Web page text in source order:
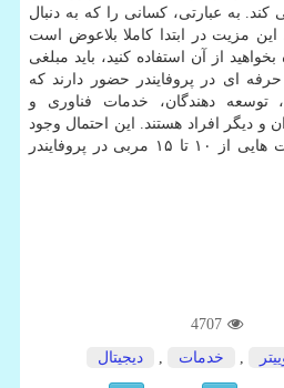
به عبارتی، كسانی را كه به دنبال
مزیت در ابتدا كاملا بلاعوض است
از ۵ بار در ماه بخواهید از آن استفاده كنید، باید مبلغی
حرفه ای در پروفایندر حضور دارند كه
توسعه دهندگان، خدمات فناوری و
و دیگر افراد هستند. این احتمال وجود
دارد كه در یك روز درخواست هایی از ۱۰ تا ۱۵ مربی در پروفایندر
4707
خدمات دیجیتال